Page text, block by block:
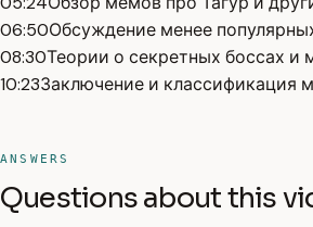
06:50Обсуждение менее
08:30Теории о секретных боссах и
10:23Заключение и классификация
ANSWERS
Questions about this